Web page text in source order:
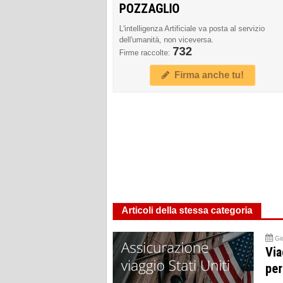
POZZAGLIO
L'intelligenza Artificiale va posta al servizio
dell'umanità, non viceversa.
Firme raccolte: 732
Firma anche tu!
Articoli della stessa categoria